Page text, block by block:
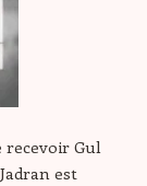
recevoir Gul
est